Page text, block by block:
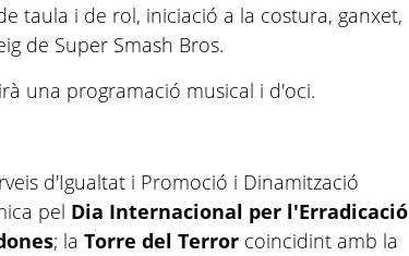
taula i de rol, iniciació a la costura, ganxet,
de Super Smash Bros.
una programació musical i d'oci.
d'Igualtat i Promoció i Dinamització
pel Dia Internacional per l'Erradicació
; laTorre del Terror coincidint amb la